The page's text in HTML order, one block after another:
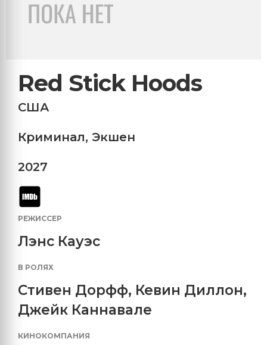
Red Stick Hoods
США
Криминал, Экшен
2027
РЕЖИССЕР
Лэнс Кауэс
В РОЛЯХ
Стивен Дорфф, Кевин Диллон,
Джейк Каннавале
КИНОКОМПАНИЯ